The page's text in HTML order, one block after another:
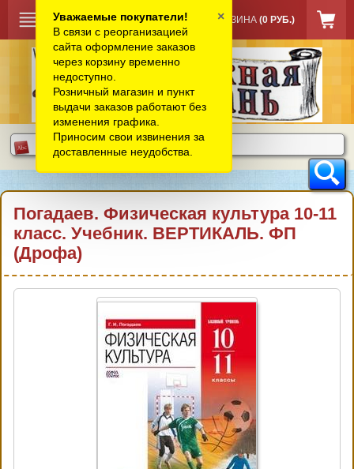
КОРЗИНА (0 РУБ.)
Погадаев. Физическая культура 10-11
класс. Учебник. ВЕРТИКАЛЬ. ФП
(Дрофа)
Уважаемые покупатели!
В связи с реорганизацией
сайта оформление заказов
через корзину временно
недоступно.
Розничный магазин и пункт
выдачи заказов работают без
изменения графика.
Приносим свои извинения за
доставленные неудобства.
×